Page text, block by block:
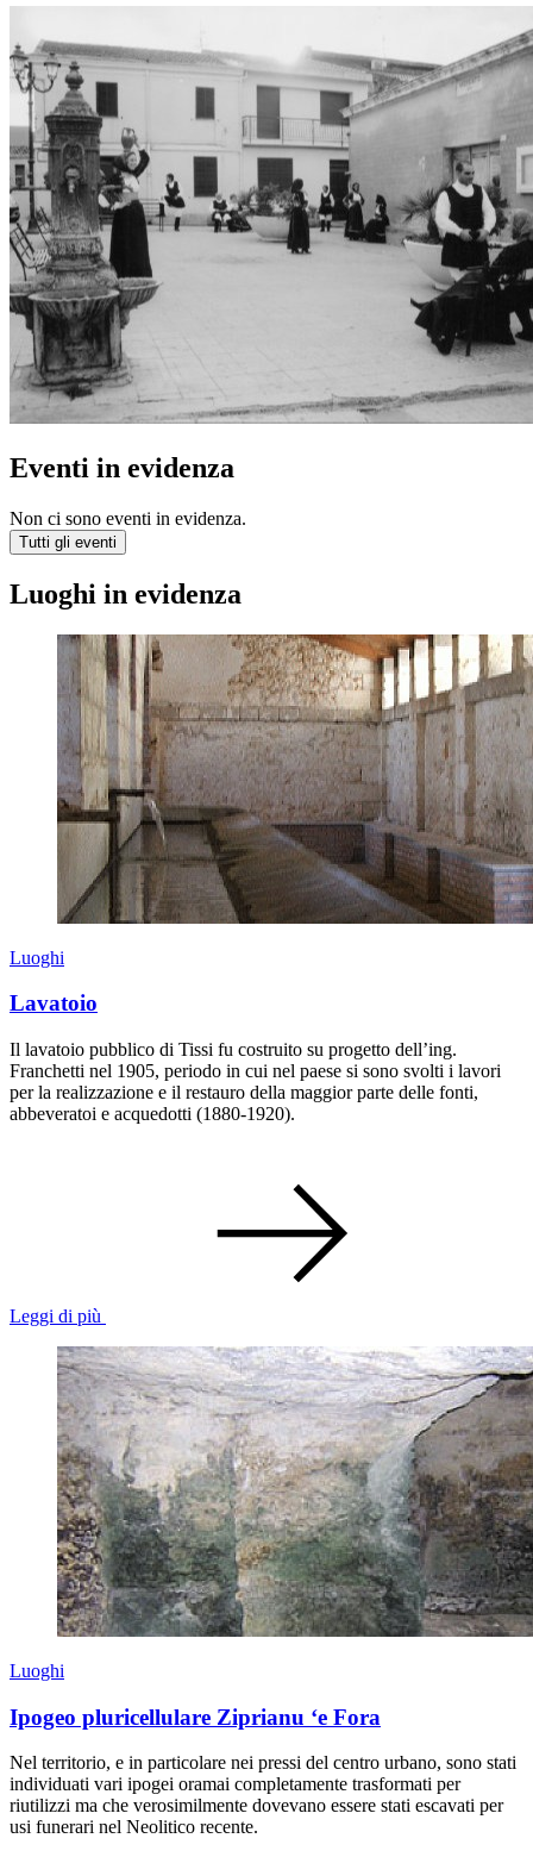
Eventi in evidenza
Non ci sono eventi in evidenza.
Tutti gli eventi
Luoghi in evidenza
Luoghi
Lavatoio
Il lavatoio pubblico di Tissi fu costruito su progetto dell’ing.
Franchetti nel 1905, periodo in cui nel paese si sono svolti i lavori
per la realizzazione e il restauro della maggior parte delle fonti,
abbeveratoi e acquedotti (1880-1920).
Leggi di più
Luoghi
Ipogeo pluricellulare Ziprianu ‘e Fora
Nel territorio, e in particolare nei pressi del centro urbano, sono stati
individuati vari ipogei oramai completamente trasformati per
riutilizzi ma che verosimilmente dovevano essere stati escavati per
usi funerari nel Neolitico recente.